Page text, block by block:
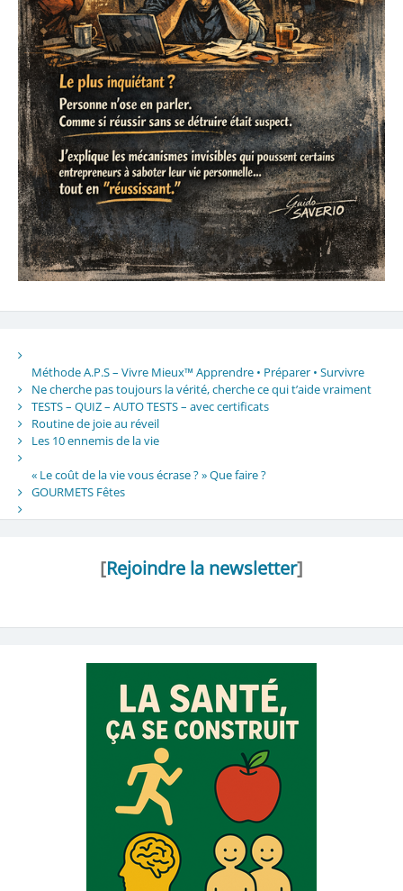
Méthode A.P.S – Vivre Mieux™ Apprendre • Préparer • Survivre
Ne cherche pas toujours la vérité, cherche ce qui t’aide vraiment
TESTS – QUIZ – AUTO TESTS – avec certificats
Routine de joie au réveil
Les 10 ennemis de la vie
« Le coût de la vie vous écrase ? » Que faire ?
GOURMETS Fêtes
[Rejoindre la newsletter]